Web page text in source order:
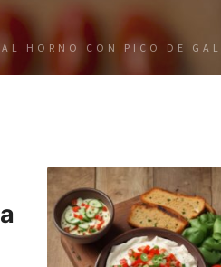
AL HORNO CON PICO DE